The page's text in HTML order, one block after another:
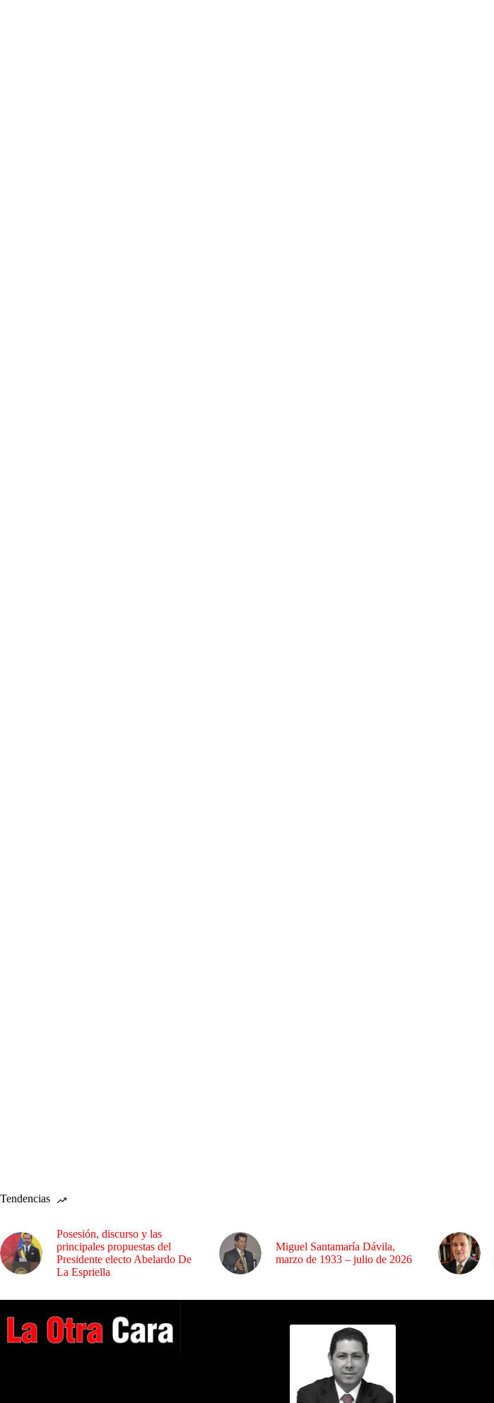
Tendencias
Posesión, discurso y las
principales propuestas del
Presidente electo Abelardo De
La Espriella
Miguel Santamaría Dávila,
marzo de 1933 – julio de 2026